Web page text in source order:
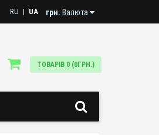
RU | UA грн. Валюта
ТОВАРІВ 0 (0ГРН.)